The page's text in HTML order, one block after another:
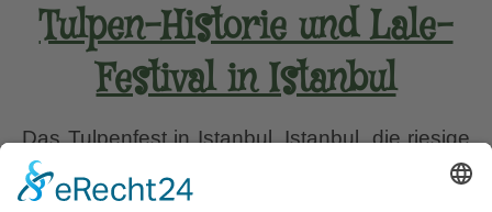
Tulpen-Historie und Lale-
Festival in Istanbul
Das Tulpenfest in Istanbul. Istanbul, die riesige
Metropole der Türkei, die langsam auf 20
Millionen Einwohner zuschreitet, ist die einzige